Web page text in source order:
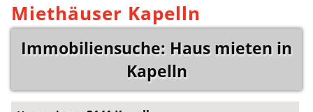
Miethäuser Kapelln
Immobiliensuche: Haus mieten in
Kapelln